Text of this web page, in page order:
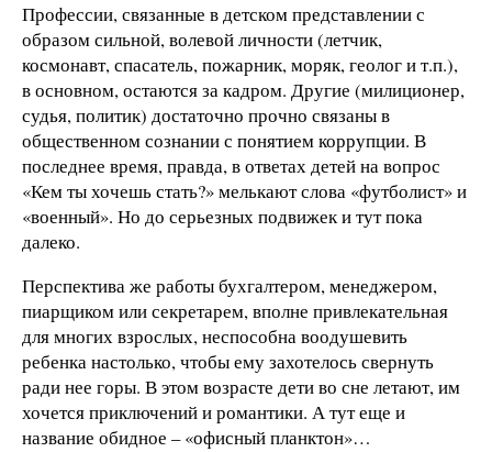
Профессии, связанные в детском представлении с
образом сильной, волевой личности (летчик,
космонавт, спасатель, пожарник, моряк, геолог и т.п.),
в основном, остаются за кадром. Другие (милиционер,
судья, политик) достаточно прочно связаны в
общественном сознании с понятием коррупции. В
последнее время, правда, в ответах детей на вопрос
«Кем ты хочешь стать?» мелькают слова «футболист» и
«военный». Но до серьезных подвижек и тут пока
далеко.
Перспектива же работы бухгалтером, менеджером,
пиарщиком или секретарем, вполне привлекательная
для многих взрослых, неспособна воодушевить
ребенка настолько, чтобы ему захотелось свернуть
ради нее горы. В этом возрасте дети во сне летают, им
хочется приключений и романтики. А тут еще и
название обидное – «офисный планктон»…